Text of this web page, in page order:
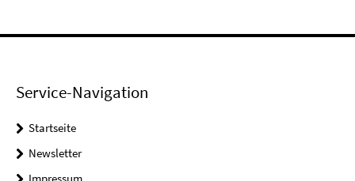
Service-Navigation
Startseite
Newsletter